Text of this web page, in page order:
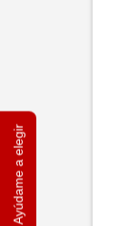
Ayúdame a elegir